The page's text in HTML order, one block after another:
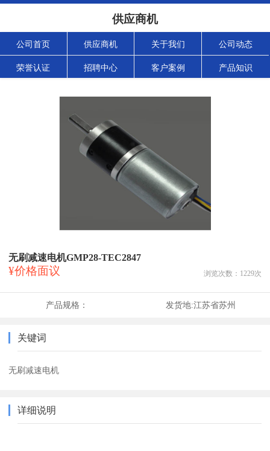
供应商机
公司首页 供应商机 关于我们 公司动态
荣誉认证 招聘中心 客户案例 产品知识
无刷减速电机GMP28-TEC2847
¥价格面议 浏览次数： 1229次
产品规格： 发货地:江苏省苏州
关键词
无刷减速电机
详细说明